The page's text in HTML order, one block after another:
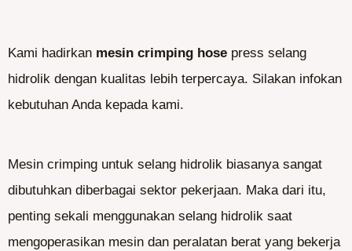
Kami hadirkan mesin crimping hose press selang
hidrolik dengan kualitas lebih terpercaya. Silakan infokan
kebutuhan Anda kepada kami.
Mesin crimping untuk selang hidrolik biasanya sangat
dibutuhkan diberbagai sektor pekerjaan. Maka dari itu,
penting sekali menggunakan selang hidrolik saat
mengoperasikan mesin dan peralatan berat yang bekerja